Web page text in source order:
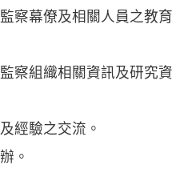
察幕僚及相關人員之教育
察組織相關資訊及研究資
經驗之交流。
。